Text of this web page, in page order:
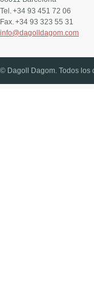
Tel. +34 93 451 72 06
Fax. +34 93 323 55 31
info@dagolldagom.com
© Dagoll Dagom. Todos los